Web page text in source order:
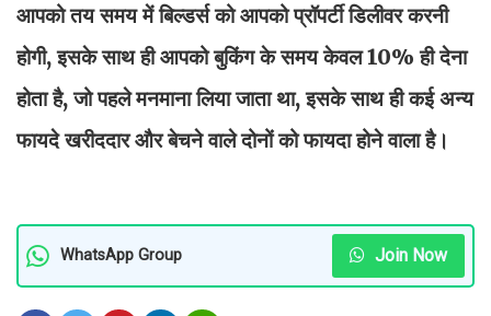
आपको तय समय में बिल्डर्स को आपको प्रॉपर्टी डिलीवर करनी
होगी, इसके साथ ही आपको बुकिंग के समय केवल 10% ही देना
होता है, जो पहले मनमाना लिया जाता था, इसके साथ ही कई अन्य
फायदे खरीददार और बेचने वाले दोनों को फायदा होने वाला है।
WhatsApp Group Join Now